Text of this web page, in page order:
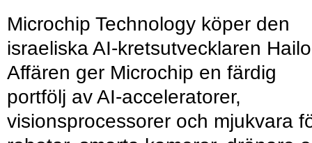
Microchip Technology köper den
israeliska AI-kretsutvecklaren
Affären ger Microchip en färdig
portfölj av AI-acceleratorer,
visionsprocessorer och mjukvara